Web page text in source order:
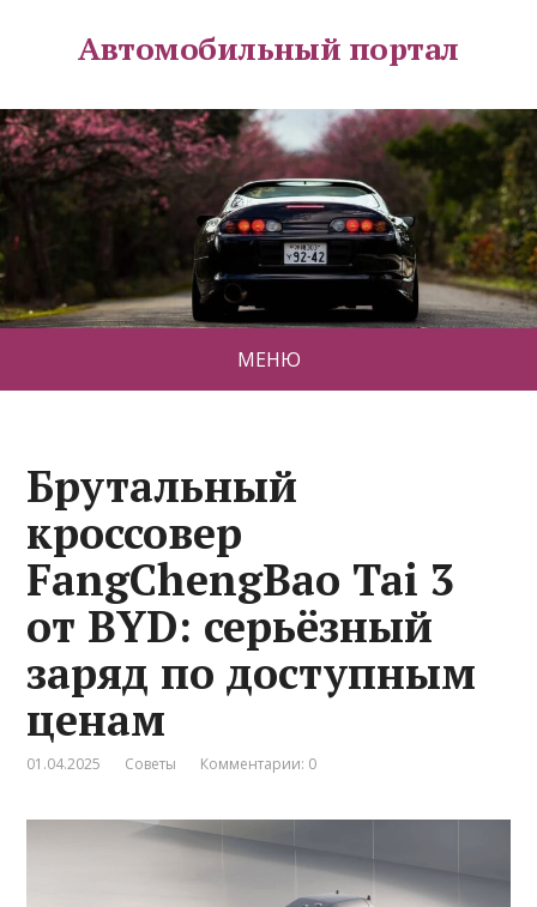
Автомобильный портал
МЕНЮ
Брутальный
кроссовер
FangChengBao Tai 3
от BYD: серьёзный
заряд по доступным
ценам
01.04.2025 Советы Комментарии: 0